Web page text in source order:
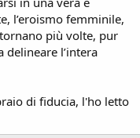
l’eroismo femminile,
più volte, pur
delineare l’intera
di fiducia, l'ho letto